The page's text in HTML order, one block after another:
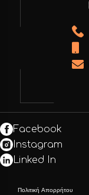
Πολιτική Απορρήτου
Facebook
Instagram
Linked In